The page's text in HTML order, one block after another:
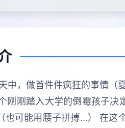
中，做首件件疯狂的事情
刚刚踏入大学的倒霉孩子
也可能用腰子拼搏…） 在这